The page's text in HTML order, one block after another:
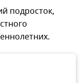
подросток,